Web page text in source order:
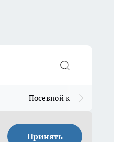
Посевной календарь
Принять